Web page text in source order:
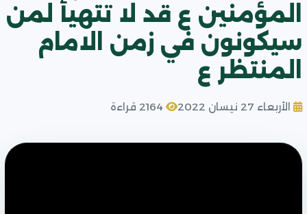
المؤمنين ع قد لا تتهيأ لمن
سيكونون في زمن الامام
المنتظر ع
الأربعاء 27 نيسان 2022